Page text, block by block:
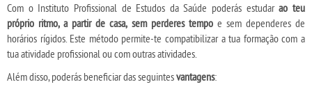
Com o Instituto Profissional de Estudos da Saúde poderás estudarao teu
próprio ritmo, a partir de casa, sem perderes tempoe sem dependeres de
horários rígidos. Este método permite-te compatibilizar a tua formação com a
tua atividade profissional ou com outras atividades.
Além disso, poderás beneficiar das seguintesvantagens: